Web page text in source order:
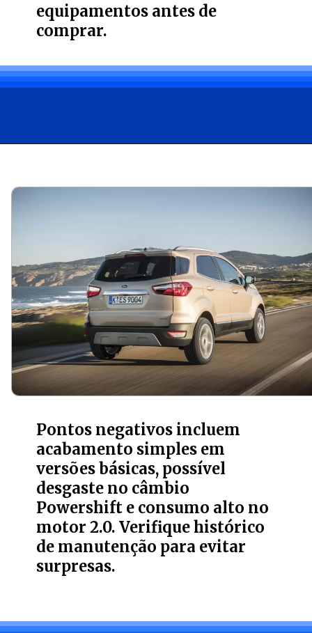
equipamentos antes de
comprar.
Pontos negativos incluem
acabamento simples em
versões básicas, possível
desgaste no câmbio
Powershift e consumo alto no
motor 2.0. Verifique histórico
de manutenção para evitar
surpresas.